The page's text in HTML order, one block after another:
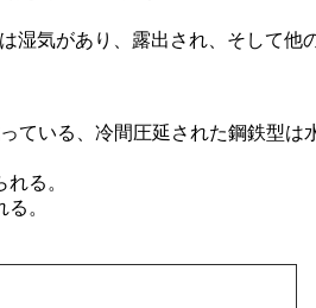
湿気があり、露出され、そして他
ている、冷間圧延された鋼鉄型
る。
。